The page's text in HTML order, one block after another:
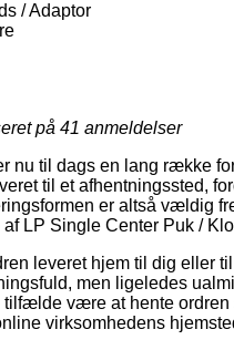
/ Adaptor
på 41 anmeldelser
nu til dags en lang række
til et afhentningssted,
er altså vældig
LP Single Center Puk /
leveret hjem til dig eller
men ligeledes
være at hente
virksomhedens